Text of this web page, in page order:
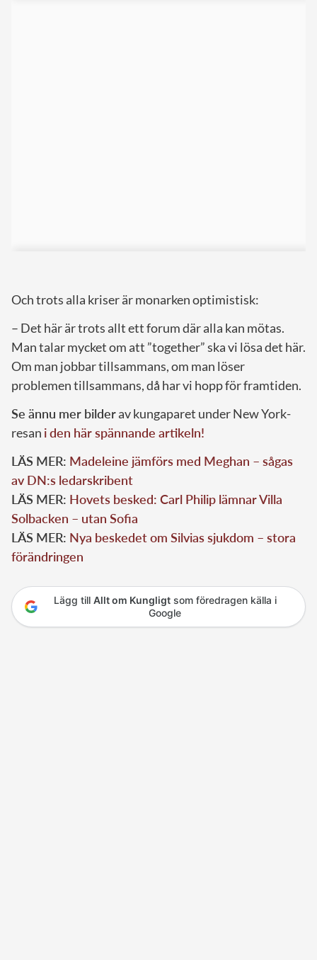
Och trots alla kriser är monarken optimistisk:
– Det här är trots allt ett forum där alla kan mötas.
Man talar mycket om att ”together” ska vi lösa det här.
Om man jobbar tillsammans, om man löser
problemen tillsammans, då har vi hopp för framtiden.
Se ännu mer bilderav kungaparet under New York-
resan i den här spännande artikeln!
LÄS MER: Madeleine jämförs med Meghan – sågas
av DN:s ledarskribent
LÄS MER: Hovets besked: Carl Philip lämnar Villa
Solbacken – utan Sofia
LÄS MER: Nya beskedet om Silvias sjukdom – stora
förändringen
Lägg till Allt om Kungligtsom föredragen källa i
Google